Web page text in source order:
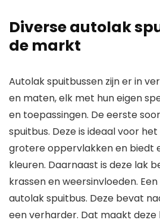
Diverse autolak
de markt
Autolak spuitbussen zijn er in
en maten, elk met hun eigen
en toepassingen. De eerste
spuitbus. Deze is ideaal voor
grotere oppervlakken en biedt
kleuren. Daarnaast is deze lak
krassen en weersinvloeden.
autolak spuitbus. Deze bevat
een verharder. Dat maakt